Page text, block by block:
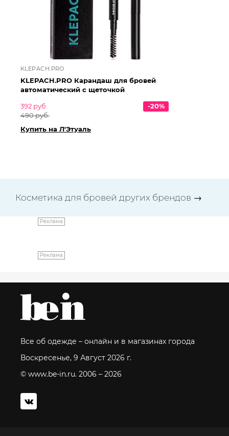
KLEPACH.PRO
KLEPACH.PRO Карандаш для бровей
автоматический с щеточкой
392 руб.
490 руб.
-20%
Купить на Л'Этуаль
Косметика для бровей других брендов →
Реклама
Реклама
Все об одежде – онлайн и в магазинах города
Воскресенье, 9 Август 2026 г.
© www.be-in.ru. 2006 – 2026